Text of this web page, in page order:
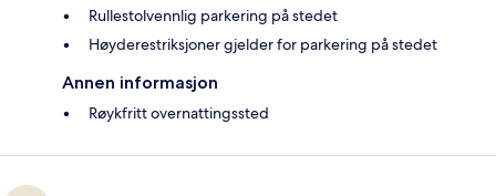
Rullestolvennlig parkering på stedet
Høyderestriksjoner gjelder for parkering på stedet
Annen informasjon
Røykfritt overnattingssted